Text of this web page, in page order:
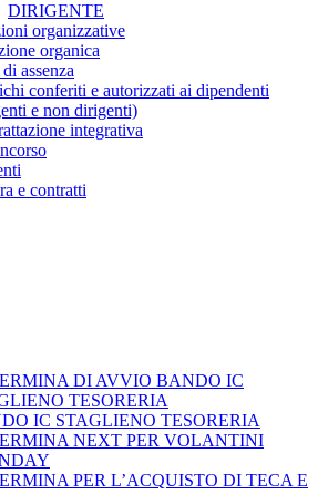
DIRIGENTE
organizzative
organica
assenza
conferiti e autorizzati ai dipendenti
e non dirigenti)
integrativa
e contratti
DI AVVIO BANDO IC
TESORERIA
IC STAGLIENO TESORERIA
NEXT PER VOLANTINI
PER L’ACQUISTO DI TECA E